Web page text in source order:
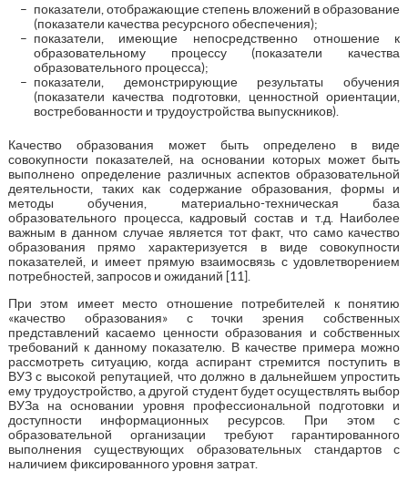
показатели, отображающие степень вложений в образование
(показатели качества ресурсного обеспечения);
показатели, имеющие непосредственно отношение к
образовательному процессу (показатели качества
образовательного процесса);
показатели, демонстрирующие результаты обучения
(показатели качества подготовки, ценностной ориентации,
востребованности и трудоустройства выпускников).
Качество образования может быть определено в виде
совокупности показателей, на основании которых может быть
выполнено определение различных аспектов образовательной
деятельности, таких как содержание образования, формы и
методы обучения, материально-техническая база
образовательного процесса, кадровый состав и т.д. Наиболее
важным в данном случае является тот факт, что само качество
образования прямо характеризуется в виде совокупности
показателей, и имеет прямую взаимосвязь с удовлетворением
потребностей, запросов и ожиданий [11].
При этом имеет место отношение потребителей к понятию
«качество образования» с точки зрения собственных
представлений касаемо ценности образования и собственных
требований к данному показателю. В качестве примера можно
рассмотреть ситуацию, когда аспирант стремится поступить в
ВУЗ с высокой репутацией, что должно в дальнейшем упростить
ему трудоустройство, а другой студент будет осуществлять выбор
ВУЗа на основании уровня профессиональной подготовки и
доступности информационных ресурсов. При этом с
образовательной организации требуют гарантированного
выполнения существующих образовательных стандартов с
наличием фиксированного уровня затрат.